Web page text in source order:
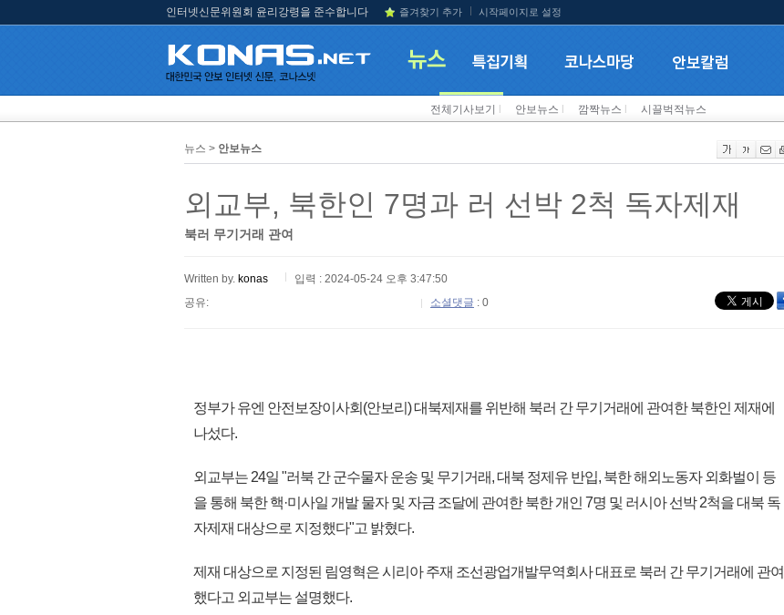
인터넷신문위원회 윤리강령을 준수합니다 즐겨찾기 추가 시작페이지로 설정
전체기사보기 안보뉴스 깜짝뉴스 시끌벅적뉴스
뉴스 > 안보뉴스
외교부, 북한인 7명과 러 선박 2척 독자제재
북러 무기거래 관여
Written by. konas
입력 : 2024-05-24 오후 3:47:50
공유:
소셜댓글 : 0
정부가 유엔 안전보장이사회(안보리) 대북제재를 위반해 북러 간 무기거래에 관여한 북한인 제재에
나섰다.
외교부는 24일 "러북 간 군수물자 운송 및 무기거래, 대북 정제유 반입, 북한 해외노동자 외화벌이 등
을 통해 북한 핵·미사일 개발 물자 및 자금 조달에 관여한 북한 개인 7명 및 러시아 선박 2척을 대북 독
자제재 대상으로 지정했다"고 밝혔다.
제재 대상으로 지정된 림영혁은 시리아 주재 조선광업개발무역회사 대표로 북러 간 무기거래에 관여
했다고 외교부는 설명했다.